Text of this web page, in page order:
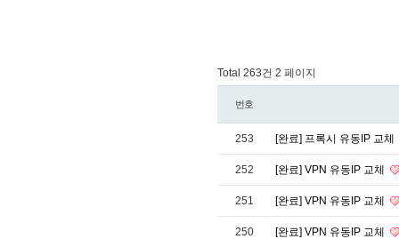
Total 263건 2 페이지
번호
253 [완료] 프록시 유동IP 교체
252 [완료] VPN 유동IP 교체
251 [완료] VPN 유동IP 교체
250 [완료] VPN 유동IP 교체